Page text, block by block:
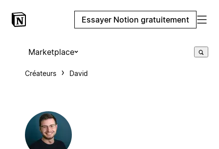
Essayer Notion gratuitement
Marketplace
Créateurs David